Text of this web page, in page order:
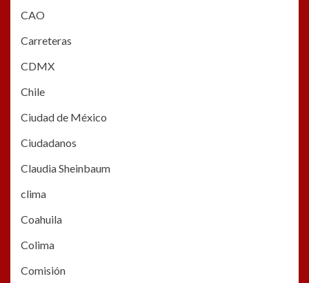
CAO
Carreteras
CDMX
Chile
Ciudad de México
Ciudadanos
Claudia Sheinbaum
clima
Coahuila
Colima
Comisión